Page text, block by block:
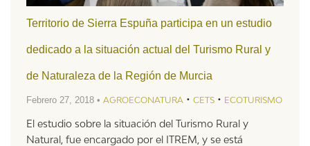
Territorio de Sierra Espuña participa en un estudio
dedicado a la situación actual del Turismo Rural y
de Naturaleza de la Región de Murcia
Febrero 27, 2018 • AGROECONATURA • CETS • ECOTURISMO
El estudio sobre la situación del Turismo Rural y
Natural, fue encargado por el ITREM, y se está